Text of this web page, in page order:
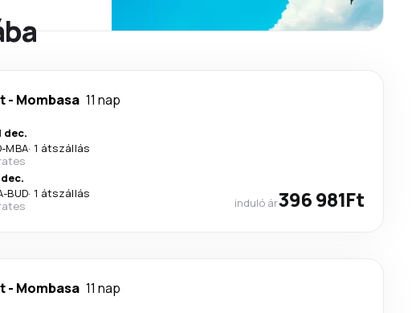
- Mombasa 11 nap
dec.
-MBA· 1 átszállás
dec.
-BUD· 1 átszállás
induló ár396 981Ft
- Mombasa 11 nap